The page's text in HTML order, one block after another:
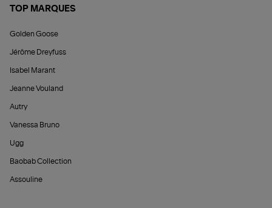
TOP MARQUES
Golden Goose
Jérôme Dreyfuss
Isabel Marant
Jeanne Vouland
Autry
Vanessa Bruno
Ugg
Baobab Collection
Assouline